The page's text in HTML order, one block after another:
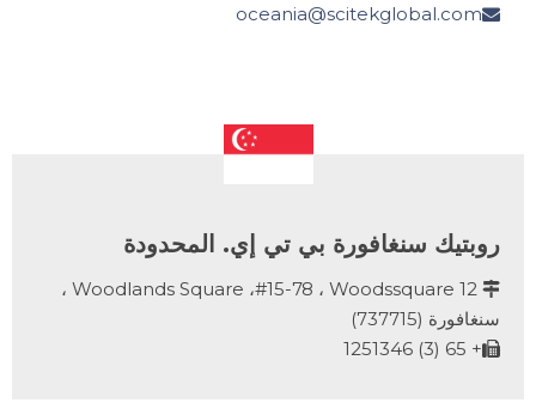

oceania@scitekglobal.com
روبتيك سنغافورة بي تي إي. المحدودة

12 Woodlands Square ،#15-78 ، Woodssquare ،
سنغافورة (737715)

+ 65 (3) 1251346